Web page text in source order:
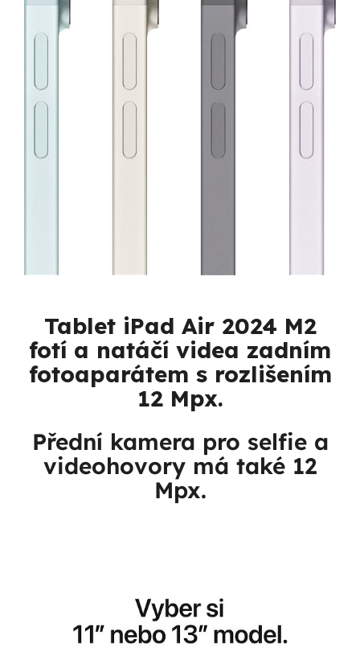
Tablet iPad Air 2024 M2
fotí a natáčí videa zadním
fotoaparátem s rozlišením
12 Mpx.
Přední kamera pro selfie a
videohovory má také 12
Mpx.